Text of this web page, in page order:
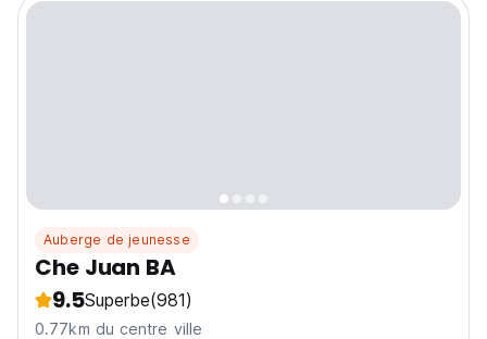
Auberge de jeunesse
Che Juan BA
9.5Superbe(981)
0.77km du centre ville